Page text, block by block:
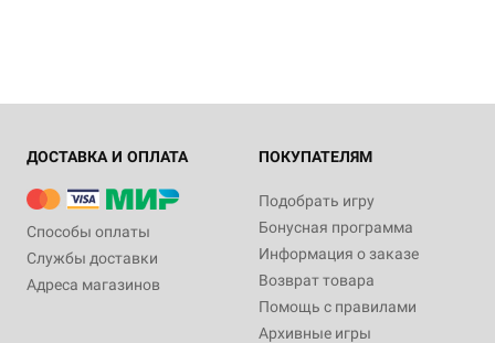
ДОСТАВКА И ОПЛАТА
Способы оплаты
Службы доставки
Адреса магазинов
ПОКУПАТЕЛЯМ
Подобрать игру
Бонусная программа
Информация о заказе
Возврат товара
Помощь с правилами
Архивные игры